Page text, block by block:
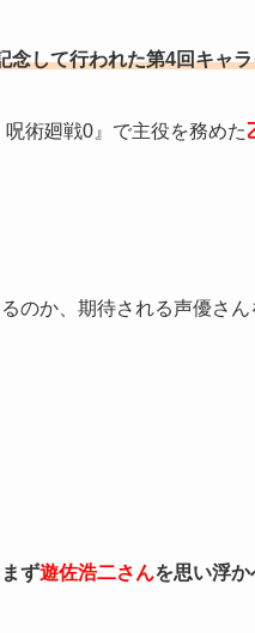
念して行われた第4回キャ
術廻戦0』で主役を務めた
のか、期待される声優さん
ず遊佐浩二さんを思い浮か